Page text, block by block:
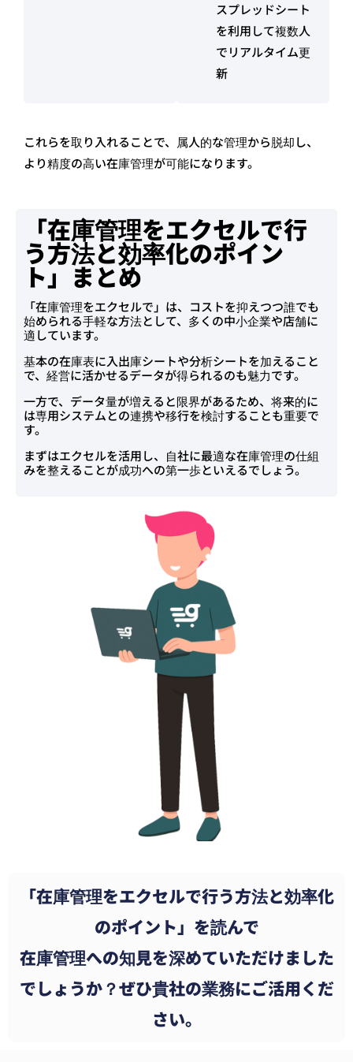
スプレッドシート
を利用して複数人
でリアルタイム更
新
これらを取り入れることで、属人的な管理から脱却し、
より精度の高い在庫管理が可能になります。
「在庫管理をエクセルで行
う方法と効率化のポイン
ト」まとめ
「在庫管理をエクセルで」は、コストを抑えつつ誰でも
始められる手軽な方法として、多くの中小企業や店舗に
適しています。
基本の在庫表に入出庫シートや分析シートを加えること
で、経営に活かせるデータが得られるのも魅力です。
一方で、データ量が増えると限界があるため、将来的に
は専用システムとの連携や移行を検討することも重要で
す。
まずはエクセルを活用し、自社に最適な在庫管理の仕組
みを整えることが成功への第一歩といえるでしょう。
「在庫管理をエクセルで行う方法と効率化
のポイント」を読んで
在庫管理への知見を深めていただけました
でしょうか？ぜひ貴社の業務にご活用くだ
さい。